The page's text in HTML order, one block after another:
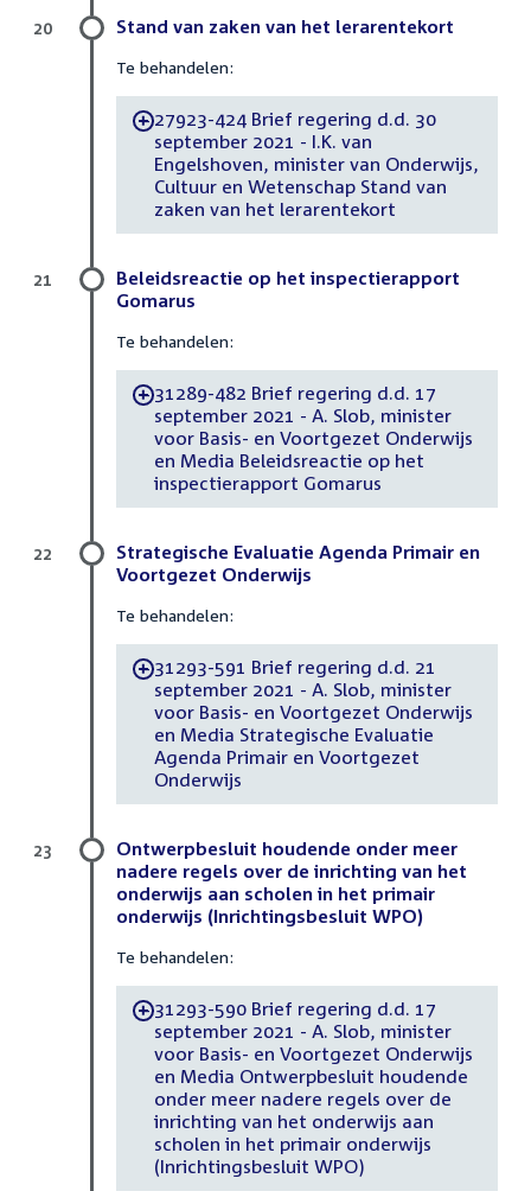
Stand van zaken van het lerarentekort
Te behandelen:
-27923-424 Brief regering d.d. 30
september 2021 - I.K. van
Engelshoven, minister van Onderwijs,
Cultuur en Wetenschap Stand van
zaken van het lerarentekort
20
Beleidsreactie op het inspectierapport
Gomarus
Te behandelen:
-31289-482 Brief regering d.d. 17
september 2021 - A. Slob, minister
voor Basis- en Voortgezet Onderwijs
en Media Beleidsreactie op het
inspectierapport Gomarus
21
Strategische Evaluatie Agenda Primair en
Voortgezet Onderwijs
Te behandelen:
-31293-591 Brief regering d.d. 21
september 2021 - A. Slob, minister
voor Basis- en Voortgezet Onderwijs
en Media Strategische Evaluatie
Agenda Primair en Voortgezet
Onderwijs
22
Ontwerpbesluit houdende onder meer
nadere regels over de inrichting van het
onderwijs aan scholen in het primair
onderwijs (Inrichtingsbesluit WPO)
Te behandelen:
-31293-590 Brief regering d.d. 17
september 2021 - A. Slob, minister
voor Basis- en Voortgezet Onderwijs
en Media Ontwerpbesluit houdende
onder meer nadere regels over de
inrichting van het onderwijs aan
scholen in het primair onderwijs
(Inrichtingsbesluit WPO)
23